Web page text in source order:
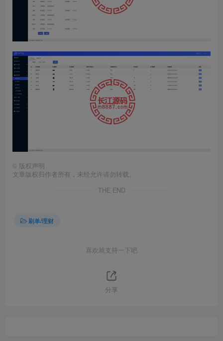
© 版权声明
文章版权归作者所有，未经允许请勿转载。
THE END
刷单/理财
喜欢就支持一下吧
分享